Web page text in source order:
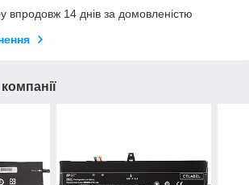
впродовж 14 днів за домовленістю